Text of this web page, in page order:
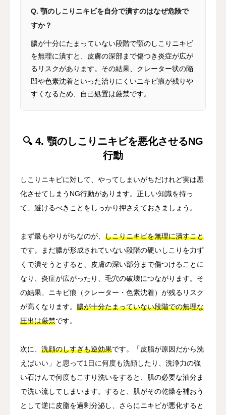
Q. 顎のしこりニキビを自分で潰すのはなぜ危険で
すか？
膿が十分にたまっていない段階で顎のしこりニキビ
を無理に潰すと、皮膚の深部まで傷つき炎症が広が
るリスクがあります。その結果、クレーター状の陥
凹や色素沈着といった治りにくいニキビ痕が残りや
すくなるため、自己処置は厳禁です。
🔍 4. 顎のしこりニキビを悪化させるNG
行動
しこりニキビに対して、やってしまいがちだけれど実は悪
化させてしまうNG行動があります。正しい知識を持っ
て、避けるべきことをしっかり押さえておきましょう。
まず最もやりがちなのが、 しこりニキビを無理に潰すこと
です。まだ膿が形成されていない段階の硬いしこりを力ず
くで潰そうとすると、皮膚の深い部分まで傷つけることに
なり、炎症が広がったり、毛穴の破壊につながります。そ
の結果、ニキビ痕（クレーター・色素沈着）が残るリスク
が高くなります。 膿が十分たまっていない段階での無理な
圧出は厳禁です。
次に、 洗顔のしすぎも逆効果です。「皮脂が原因だから洗
えばいい」と思って1日に何度も洗顔したり、洗浄力の強
い石けんで何度もこすり洗いをすると、肌の必要な油分ま
で洗い流してしまいます。すると、肌がその乾燥を補おう
として逆に皮脂を過剰分泌し、さらにニキビが悪化すると